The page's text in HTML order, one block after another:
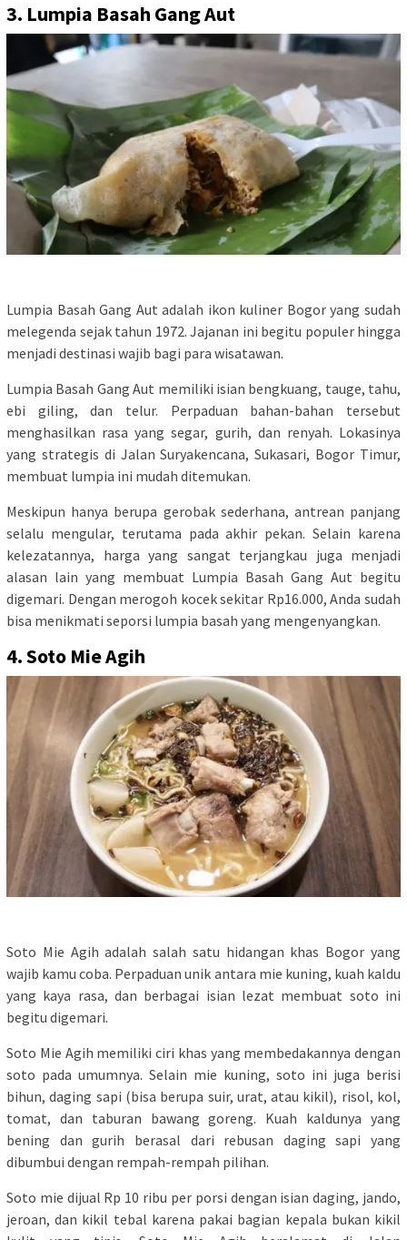
3. Lumpia Basah Gang Aut
Lumpia Basah Gang Aut adalah ikon kuliner Bogor yang sudah
melegenda sejak tahun 1972. Jajanan ini begitu populer hingga
menjadi destinasi wajib bagi para wisatawan.
Lumpia Basah Gang Aut memiliki isian bengkuang, tauge, tahu,
ebi giling, dan telur. Perpaduan bahan-bahan tersebut
menghasilkan rasa yang segar, gurih, dan renyah. Lokasinya
yang strategis di Jalan Suryakencana, Sukasari, Bogor Timur,
membuat lumpia ini mudah ditemukan.
Meskipun hanya berupa gerobak sederhana, antrean panjang
selalu mengular, terutama pada akhir pekan. Selain karena
kelezatannya, harga yang sangat terjangkau juga menjadi
alasan lain yang membuat Lumpia Basah Gang Aut begitu
digemari. Dengan merogoh kocek sekitar Rp16.000, Anda sudah
bisa menikmati seporsi lumpia basah yang mengenyangkan.
4. Soto Mie Agih
Soto Mie Agih adalah salah satu hidangan khas Bogor yang
wajib kamu coba. Perpaduan unik antara mie kuning, kuah kaldu
yang kaya rasa, dan berbagai isian lezat membuat soto ini
begitu digemari.
Soto Mie Agih memiliki ciri khas yang membedakannya dengan
soto pada umumnya. Selain mie kuning, soto ini juga berisi
bihun, daging sapi (bisa berupa suir, urat, atau kikil), risol, kol,
tomat, dan taburan bawang goreng. Kuah kaldunya yang
bening dan gurih berasal dari rebusan daging sapi yang
dibumbui dengan rempah-rempah pilihan.
Soto mie dijual Rp 10 ribu per porsi dengan isian daging, jando,
jeroan, dan kikil tebal karena pakai bagian kepala bukan kikil